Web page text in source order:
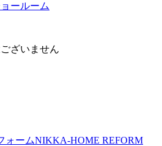
ざいません
ォームNIKKA-HOME REFORM